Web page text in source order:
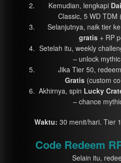
Kemudian, lengkapi
Classic, 5 WD TDM
Selanjutnya, naik tier
gratis+ RP
Setelah itu, weekly
– unlock
Jika Tier 50, redeem
Gratis (custom
Akhirnya, spin Lucky
– chance
Waktu: 30 menit/hari. Tier
Code Redeem
Selain itu,